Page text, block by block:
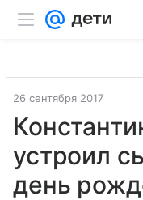
26 сентября 2017
устроил
день